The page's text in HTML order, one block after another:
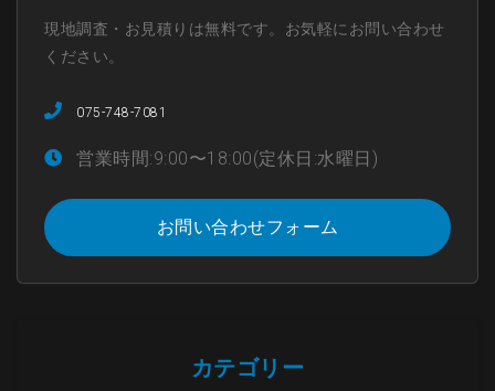
現地調査・お見積りは無料です。お気軽にお問い合わせ
ください。
075-748-7081
営業時間:9:00〜18:00(定休日:水曜日)
お問い合わせフォーム
カテゴリー